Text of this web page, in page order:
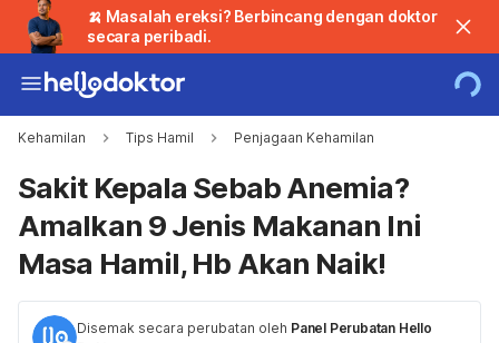
🍌 Masalah ereksi? Berbincang dengan doktor
secara peribadi.
Kehamilan Tips Hamil Penjagaan Kehamilan
Sakit Kepala Sebab Anemia?
Amalkan 9 Jenis Makanan Ini
Masa Hamil, Hb Akan Naik!
Disemak secara perubatan oleh Panel Perubatan Hello